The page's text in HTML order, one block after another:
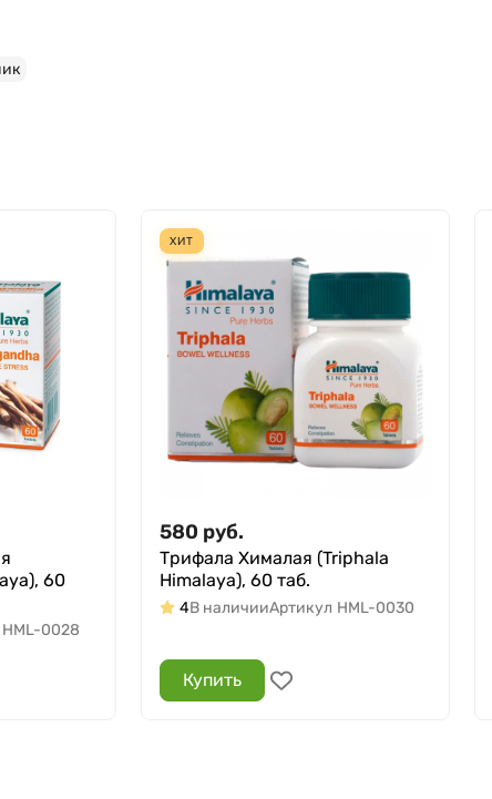
60
HML-0028
ХИТ
580 руб.
Трифала Хималая (Triphala
Himalaya), 60 таб.
4В наличииАртикул HML-0030
Купить